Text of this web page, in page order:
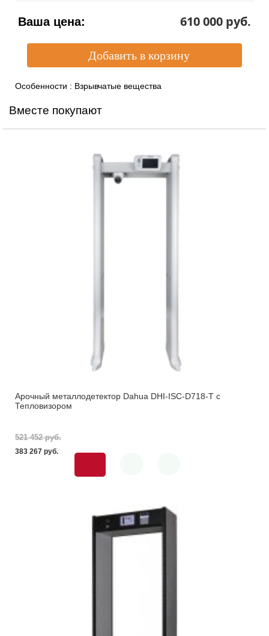
Ваша цена: 610 000 pуб.
Особенности : Взрывчатые вещества
Вместе покупают
Арочный металлодетектор Dahua DHI-ISC-D718-T с
Тепловизором
521 452 pуб.
383 267 pуб.